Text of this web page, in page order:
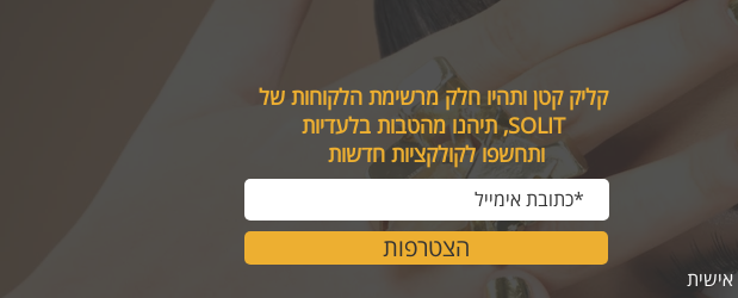
קליק קטן ותהיו חלק מרשימת הלקוחות של
SOLIT, תיהנו מהטבות בלעדיות
ותחשפו לקולקציות חדשות
הצטרפות